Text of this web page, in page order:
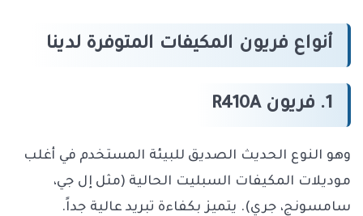
أنواع فريون المكيفات المتوفرة لدينا
1. فريون R410A
وهو النوع الحديث الصديق للبيئة المستخدم في أغلب
موديلات المكيفات السبليت الحالية (مثل إل جي،
سامسونج، جري). يتميز بكفاءة تبريد عالية جداً.